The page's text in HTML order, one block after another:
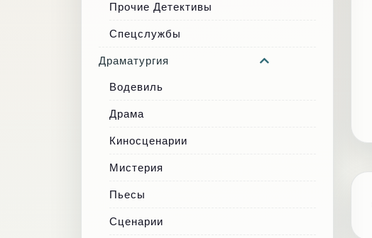
Прочие Детективы
Спецслужбы
Драматургия
Водевиль
Драма
Киносценарии
Мистерия
Пьесы
Сценарии